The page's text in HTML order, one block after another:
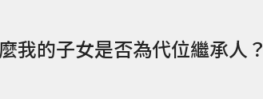
我的子女是否為代位繼承人？